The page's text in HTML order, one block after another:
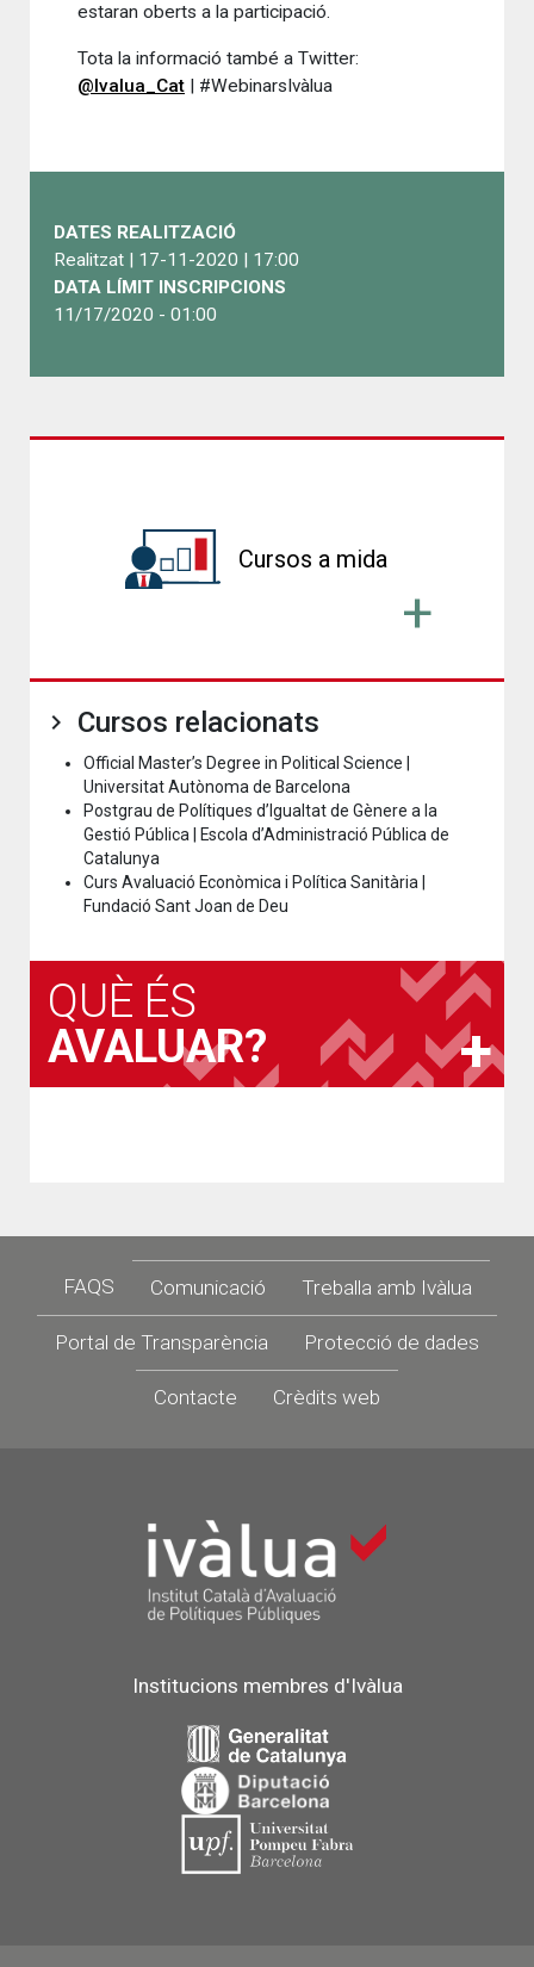
estaran oberts a la participació.
Tota la informació també a Twitter:
@Ivalua_Cat | #WebinarsIvàlua
DATES REALITZACIÓ
Realitzat | 17-11-2020 | 17:00
DATA LÍMIT INSCRIPCIONS
11/17/2020 - 01:00
Cursos a mida
Cursos relacionats
Official Master’s Degree in Political Science |
Universitat Autònoma de Barcelona
Postgrau de Polítiques d’Igualtat de Gènere a la
Gestió Pública | Escola d’Administració Pública de
Catalunya
Curs Avaluació Econòmica i Política Sanitària |
Fundació Sant Joan de Deu
QUÈ ÉS
AVALUAR?
Footer
FAQS Comunicació Treballa amb Ivàlua
Portal de Transparència Protecció de dades
Contacte Crèdits web
Institucions membres d'Ivàlua